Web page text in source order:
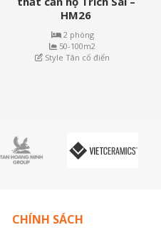
HM26
2 phòng
50-100m2
Style Tân cổ điển
CHÍNH SÁCH